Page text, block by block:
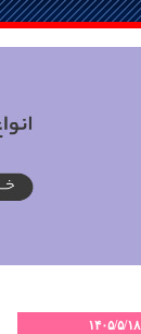
۱۴۰۵/۵/۱۸